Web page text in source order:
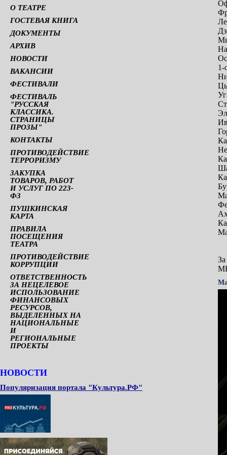
О ТЕАТРЕ
ГОСТЕВАЯ КНИГА
ДОКУМЕНТЫ
АРХИВ
НОВОСТИ
ВАКАНСИИ
ФЕСТИВАЛИ
ФЕСТИВАЛЬ
"РУССКАЯ
КЛАССИКА.
СТРАНИЦЫ
ПРОЗЫ"
КОНТАКТЫ
ПРОТИВОДЕЙСТВИЕ
ТЕРРОРИЗМУ
ЗАКУПКА
ТОВАРОВ, РАБОТ
И УСЛУГ ПО 223-
ФЗ
ПУШКИНСКАЯ
КАРТА
ПРАВИЛА
ПОСЕЩЕНИЯ
ТЕАТРА
ПРОТИВОДЕЙСТВИЕ
КОРРУПЦИИ
ОТВЕТСТВЕННОСТЬ
ЗА НЕЦЕЛЕВОЕ
ИСПОЛЬЗОВАНИЕ
ФИНАНСОВЫХ
РЕСУРСОВ,
ВЫДЕЛЕННЫХ НА
НАЦИОНАЛЬНЫЕ
И
РЕГИОНАЛЬНЫЕ
ПРОЕКТЫ
НОВОСТИ
Популяризация портала "Культура.РФ"
1-